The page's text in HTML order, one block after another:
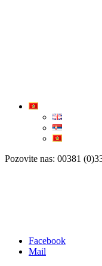
Pozovite nas: 00381
Facebook
Mail